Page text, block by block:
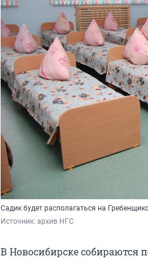
Садик будет располагаться на
Источник: архив НГС
В Новосибирске собираются